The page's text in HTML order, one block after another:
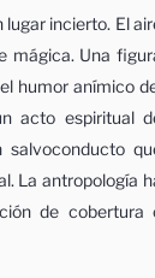
incierto. El
mágica. Una
humor anímico
acto espiritual
salvoconducto
La antropología
de cobertura